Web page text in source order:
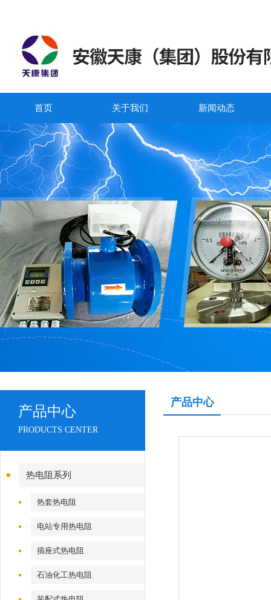
首页 关于我们 新闻动态
产品中心
PRODUCTS CENTER
热电阻系列
热套热电阻
电站专用热电阻
插座式热电阻
石油化工热电阻
产品中心